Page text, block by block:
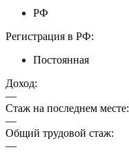
РФ
Регистрация в РФ:
Постоянная
Доход:
—
Стаж на последнем месте:
—
Общий трудовой стаж:
—